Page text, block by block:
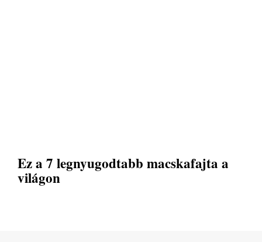
Ez a 7 legnyugodtabb macskafajta a
világon